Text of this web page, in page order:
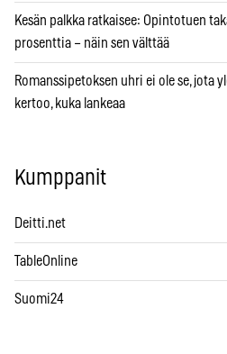
Kesän palkka ratkaisee: Opintotuen
prosenttia – näin sen välttää
Romanssipetoksen uhri ei ole se, jota
kertoo, kuka lankeaa
Kumppanit
Deitti.net
TableOnline
Suomi24